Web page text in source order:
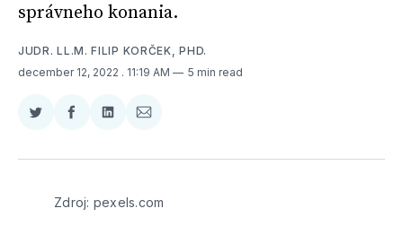
správneho konania.
JUDR. LL.M. FILIP KORČEK, PHD.
december 12, 2022 . 11:19 AM 5 min read
Zdieľať
Twitter
Zdieľať
Facebooku
Zdieľať
LinkedIne
Zdieľať
E-
Zdroj: pexels.com